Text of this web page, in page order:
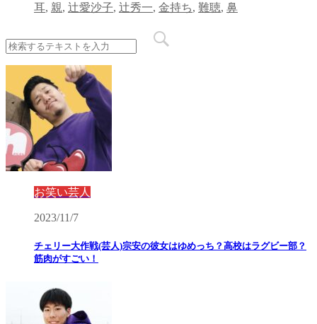
耳, 親, 辻愛沙子, 辻秀一, 金持ち, 難聴, 鼻
お笑い芸人
2023/11/7
チェリー大作戦(芸人)宗安の彼女はゆめっち？高校はラグビー部？
筋肉がすごい！